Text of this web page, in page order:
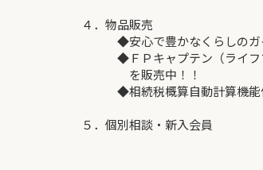
４．物品販売
◆安心で豊かなくらしのガ
◆ＦＰキャプテン（ライフプ
を販売中！！
◆相続税概算自動計算機能付
５．個別相談・新入会員